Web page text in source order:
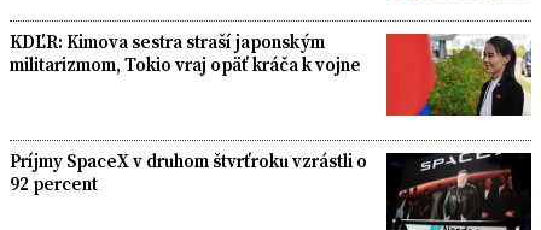
KDĽR: Kimova sestra straší japonským
militarizmom, Tokio vraj opäť kráča k vojne
Príjmy SpaceX v druhom štvrťroku vzrástli o
92 percent